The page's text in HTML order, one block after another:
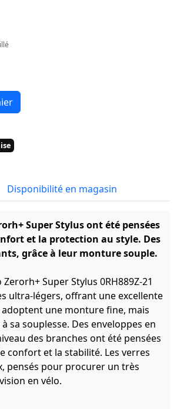
Disponibilité en magasin
Super Stylus ont été pensées
et la protection au style. Des
grâce à leur monture souple.
Super Stylus 0RH889Z-21
ultra-légers, offrant une excellente
une monture fine, mais
sa souplesse. Des enveloppes en
des branches ont été pensées
confort et la stabilité. Les verres
pensés pour procurer un très
en vélo.